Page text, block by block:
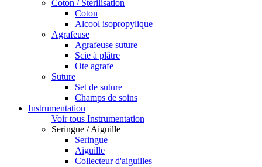
Coton / Stérilisation
Coton
Alcool isopropylique
Agrafeuse
Agrafeuse suture
Scie à plâtre
Ote agrafe
Suture
Set de suture
Champs de soins
Instrumentation
Voir tous Instrumentation
Seringue / Aiguille
Seringue
Aiguille
Collecteur d'aiguilles